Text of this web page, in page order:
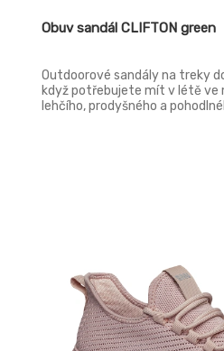
Obuv sandál CLIFTON green
Outdoorové sandály na treky
když potřebujete mít v létě ve
lehčího, prodyšného a
jsou vaše prsty v bezpečí a
Povrstvení špice vám navíc